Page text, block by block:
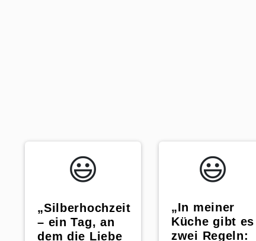
😃️
„Silberhochzeit
– ein Tag, an
dem die Liebe
😃️
„In meiner
Küche gibt es
zwei Regeln: